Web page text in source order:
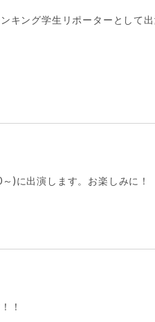
ング学生リポーターとして
)に出演します。お楽しみに！
！